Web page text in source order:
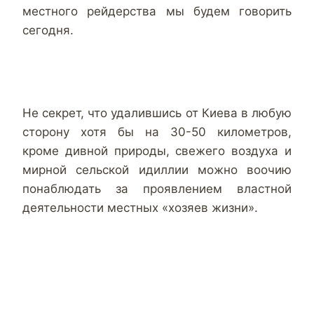
местного рейдерства мы будем говорить
сегодня.
Не секрет, что удалившись от Киева в любую
сторону хотя бы на 30-50 километров,
кроме дивной природы, свежего воздуха и
мирной сельской идиллии можно воочию
понаблюдать за проявлением властной
деятельности местных «хозяев жизни».